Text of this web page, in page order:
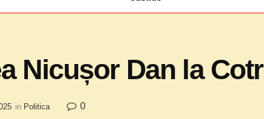
Nicușor Dan la
in Politica 0